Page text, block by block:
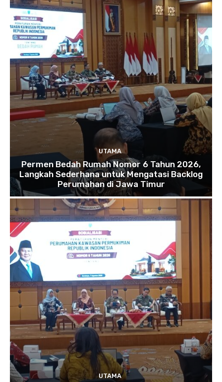
UTAMA
Permen Bedah Rumah Nomor 6 Tahun 2026,
Langkah Sederhana untuk Mengatasi Backlog
Perumahan di Jawa Timur
UTAMA